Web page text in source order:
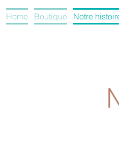
Home Boutique Notre